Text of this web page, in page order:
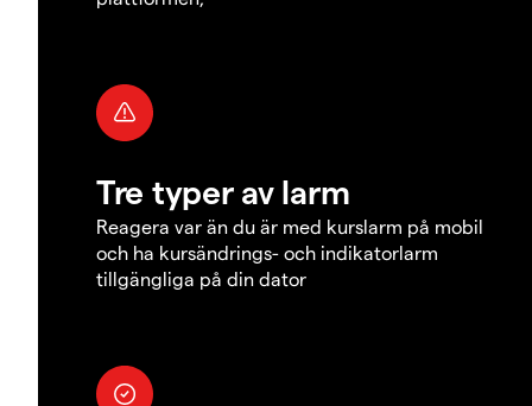
Tre typer av larm
Reagera var än du är med kurslarm på mobil
och ha kursändrings- och indikatorlarm
tillgängliga på din dator